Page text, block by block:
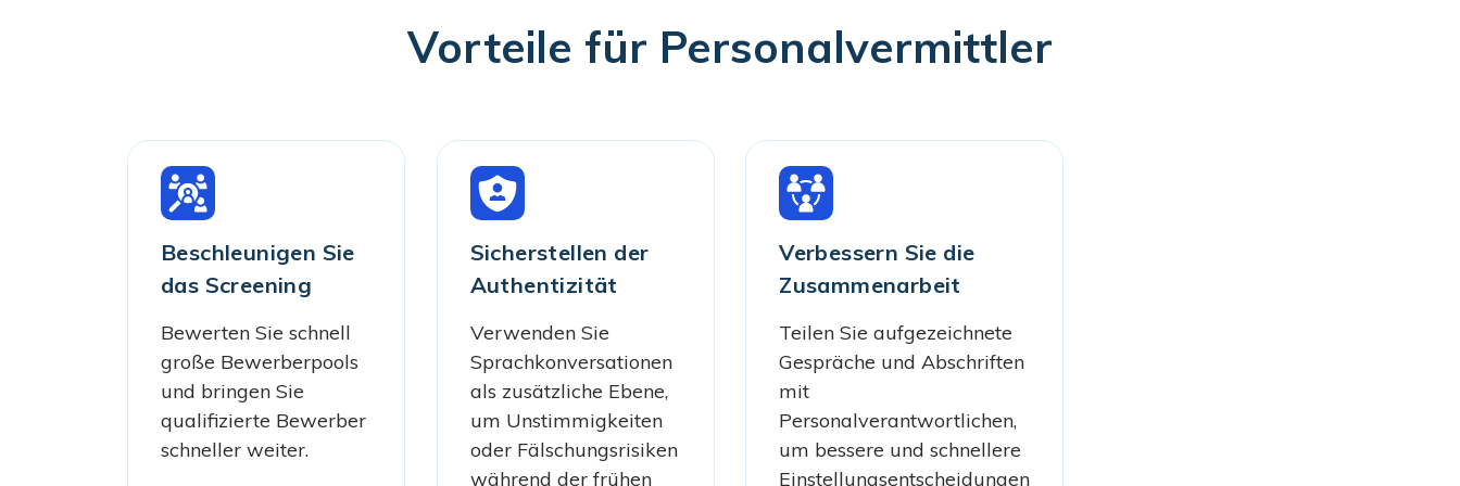
Vorteile für Personalvermittler
Beschleunigen Sie
das Screening
Bewerten Sie schnell
große Bewerberpools
und bringen Sie
qualifizierte Bewerber
schneller weiter.
Sicherstellen der
Authentizität
Verwenden Sie
Sprachkonversationen
als zusätzliche Ebene,
um Unstimmigkeiten
oder Fälschungsrisiken
während der frühen
Verbessern Sie die
Zusammenarbeit
Teilen Sie aufgezeichnete
Gespräche und Abschriften
mit
Personalverantwortlichen,
um bessere und schnellere
Einstellungsentscheidungen